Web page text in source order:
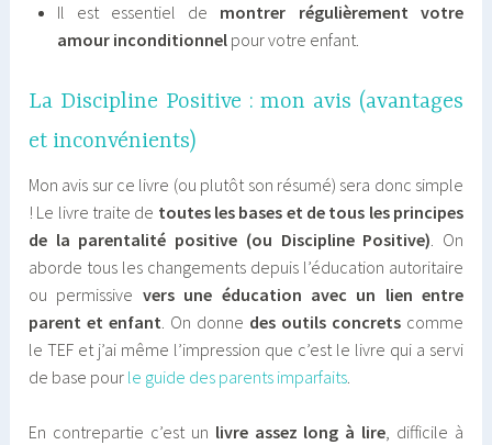
Il est essentiel de montrer régulièrement votre
amour inconditionnelpour votre enfant.
La Discipline Positive : mon avis (avantages
et inconvénients)
Mon avis sur ce livre (ou plutôt son résumé) sera donc simple
! Le livre traite de toutes les bases et de tous les principes
de la parentalité positive (ou Discipline Positive) . On
aborde tous les changements depuis l’éducation autoritaire
ou permissive vers une éducation avec un lien entre
parent et enfant . On donne des outils concretscomme
le TEF et j’ai même l’impression que c’est le livre qui a servi
de base pour le guide des parents imparfaits
En contrepartie c’est un livre assez long à lire, difficile à